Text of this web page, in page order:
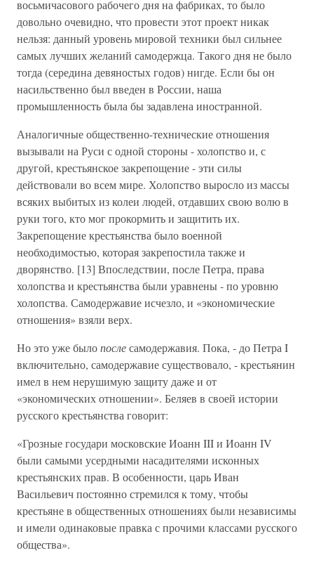
восьмичасового рабочего дня на фабриках, то было
довольно очевидно, что провести этот проект никак
нельзя: данный уровень мировой техники был сильнее
самых лучших желаний самодержца. Такого дня не было
тогда (середина девяностых годов) нигде. Если бы он
насильственно был введен в России, наша
промышленность была бы задавлена иностранной.
Аналогичные общественно-технические отношения
вызывали на Руси с одной стороны - холопство и, с
другой, крестьянское закрепощение - эти силы
действовали во всем мире. Холопство выросло из массы
всяких выбитых из колеи людей, отдавших свою волю в
руки того, кто мог прокормить и защитить их.
Закрепощение крестьянства было военной
необходимостью, которая закрепостила также и
дворянство. [13] Впоследствии, после Петра, права
холопства и крестьянства были уравнены - по уровню
холопства. Самодержавие исчезло, и «экономические
отношения» взяли верх.
Но это уже былопослесамодержавия. Пока, - до Петра I
включительно, самодержавие существовало, - крестьянин
имел в нем нерушимую защиту даже и от
«экономических отношении». Беляев в своей истории
русского крестьянства говорит:
«Грозные государи московские Иоанн III и Иоанн IV
были самыми усердными насадителями исконных
крестьянских прав. В особенности, царь Иван
Васильевич постоянно стремился к тому, чтобы
крестьяне в общественных отношениях были независимы
и имели одинаковые правка с прочими классами русского
общества».